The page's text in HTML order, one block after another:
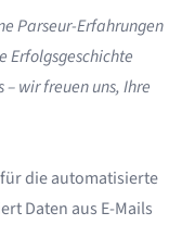
Parseur-Erfahrungen
Erfolgsgeschichte
– wir freuen uns, Ihre
die automatisierte
Daten aus E-Mails